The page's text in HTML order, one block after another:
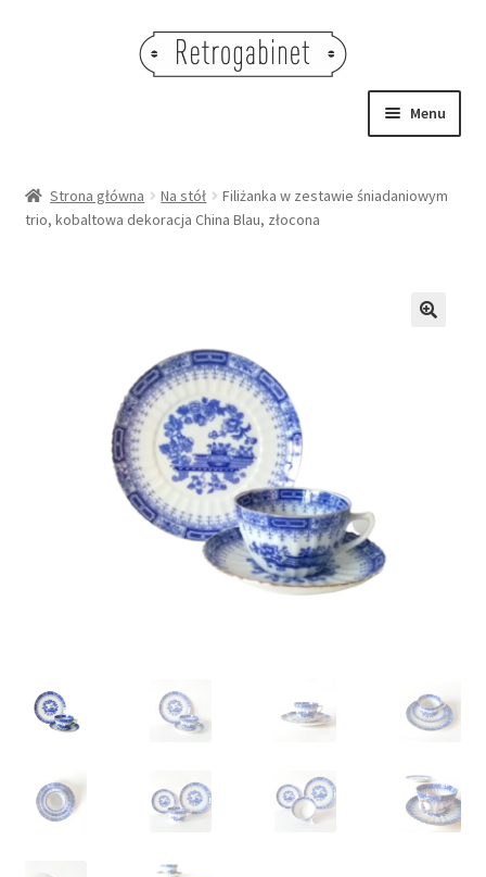
Menu
OBRAZY
OŚWIETLENIE
Strona główna Na stół
Filiżanka w zestawie śniadaniowym
trio, kobaltowa dekoracja China Blau, złocona